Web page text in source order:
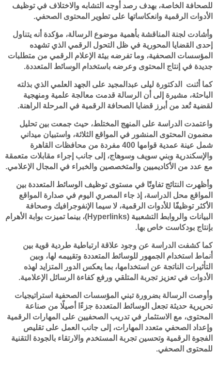
للصحافة الخاصة، بهدف رصد أوجه التشابه والاختلاف في توظيف
الأدوات الرقمية وانعكاساتها على تطوير المحتوى الصحفي.
وأشادت لجنة المناقشة بأهمية موضوع الرسالة، مؤكدة أنه يتناول
إحدى القضايا المحورية في ظل التحول الرقمي الذي تشهده
المؤسسات الصحفية، وما تفرضه بيئة الإعلام الرقمي من متطلبات
جديدة في إنتاج المحتوى وعرضه باستخدام الوسائط المتعددة.
كما أثنت الدكتورة ليلى عبدالمجيد على الجهد العلمي الذي بذلته
الباحثة، مشيرة إلى أن الرسالة قدمت معالجة علمية ومنهجية
لقضية تُعد من أبرز قضايا الصحافة الرقمية في المرحلة الراهنة.
واعتمدت الدراسة على المنهج المختلط، حيث جمعت بين تحليل
مضمون المحتوى المنشور في المواقع الثلاثة، واستبيان ميداني
شمل عينة عمدية قوامها 400 مفردة من محافظات القاهرة
والإسكندرية وبني سويف وسوهاج، إلى جانب إجراء مقابلات متعمقة
مع عدد من الأكاديميين والمتخصصين والخبراء في المجال الإعلامي.
وأظهرت النتائج تفاوتًا في مستوى توظيف الوسائط المتعددة بين
المواقع محل الدراسة، إذ جاء المصري اليوم في صدارة المواقع
الأكثر توظيفًا للأدوات الرقمية، لا سيما الإنفوجرافيك وصحافة
البيانات والروابط التشعبية (Hyperlinks)، بينما تميزت بوابة الأهرام
بإنتاج بودكاست خاص بها.
كما كشفت الدراسة عن وجود علاقة ارتباطية طردية قوية بين
أنماط استخدام الجمهور للوسائط المتعددة وتقييمه لها، وبين
التأثيرات الناتجة عن استخدامها، بما يعكس الدور المتزايد لهذه
الأدوات في تعزيز تجربة المتلقي ورفع كفاءة الرسائل الإعلامية.
وأوصت الرسالة بضرورة تبني المؤسسات الصحفية استراتيجيات
تحريرية حديثة تجعل الوسائط المتعددة جزءًا أصيلًا من صناعة
المحتوى، مع الاستثمار في تدريب الصحفيين على المهارات الرقمية
وإعداد الصحفي متعدد المهارات، إلى جانب العمل على تقليص
الفجوة الرقمية وتحسين تجربة المستخدم والارتقاء بالجودة التقنية
للمحتوى الصحفي.